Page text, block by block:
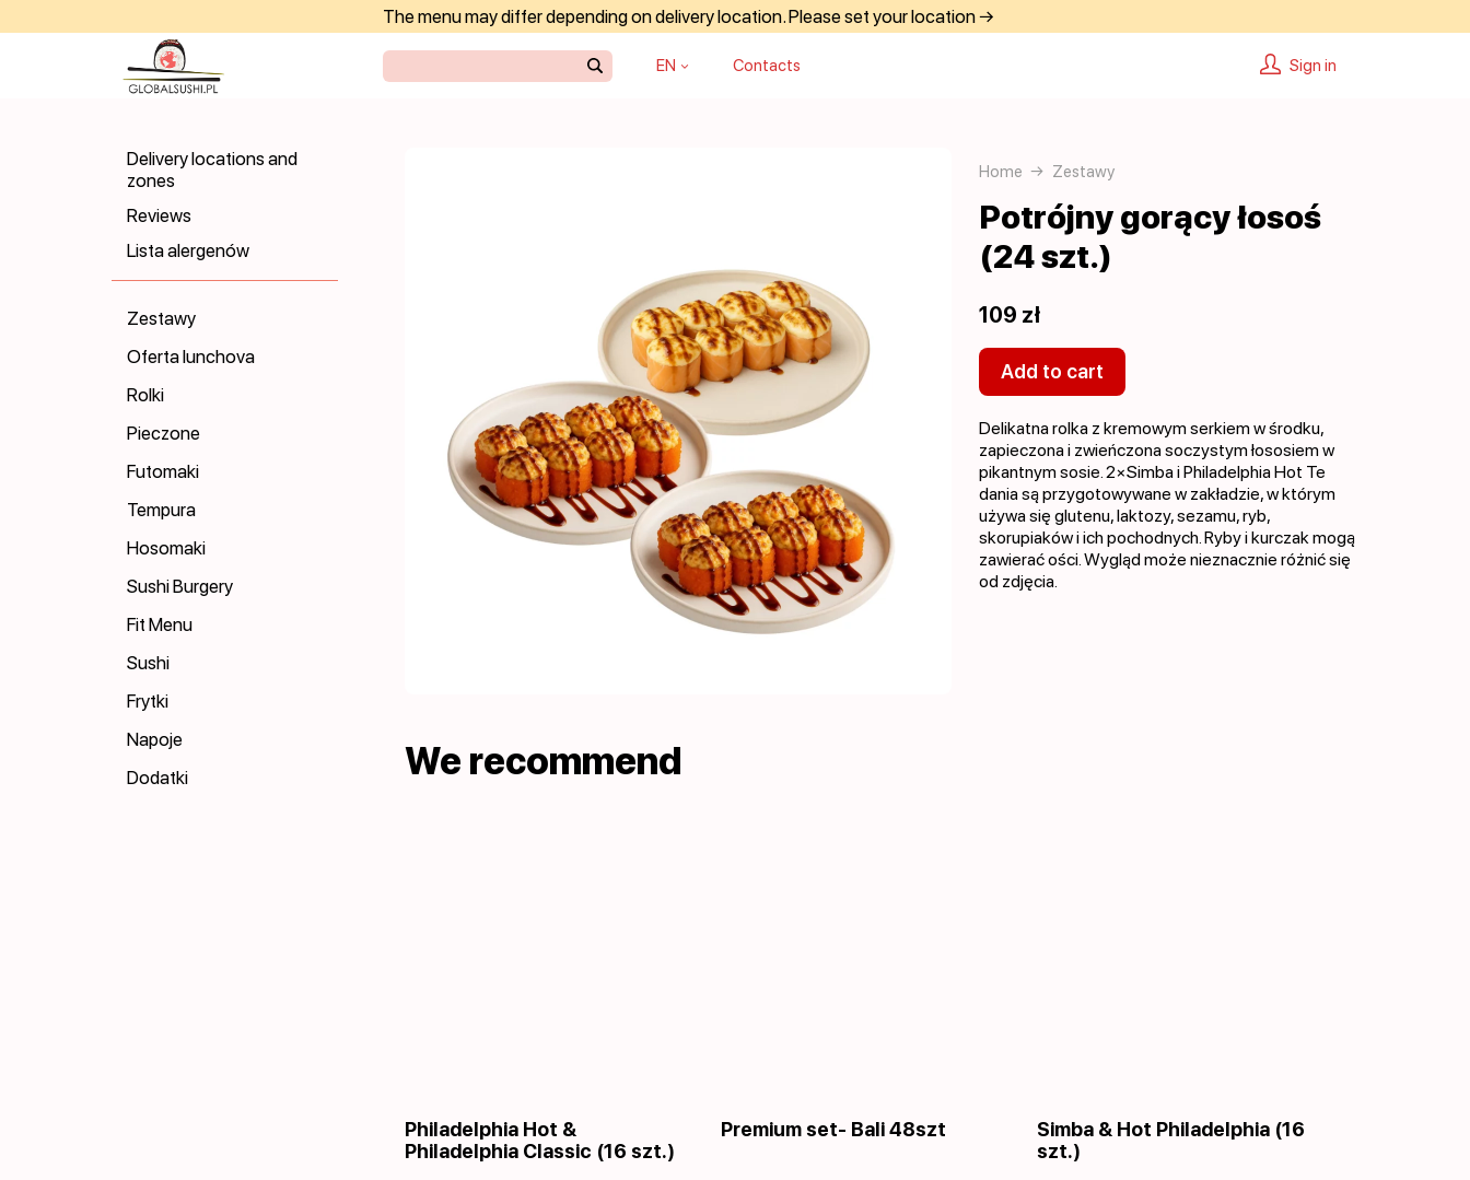
The menu may differ depending on delivery location. Please set your location →
EN Contacts Sign in
Delivery locations and
zones
Reviews
Lista alergenów
Zestawy
Oferta lunchova
Rolki
Pieczone
Futomaki
Tempura
Hosomaki
Sushi Burgery
Fit Menu
Sushi
Frytki
Napoje
Dodatki
Home Zestawy
Potrójny gorący łosoś
(24 szt.)
109 zł
Add to cart
Delikatna rolka z kremowym serkiem w środku,
zapieczona i zwieńczona soczystym łososiem w
pikantnym sosie. 2×Simba i Philadelphia Hot Te
dania są przygotowywane w zakładzie, w którym
używa się glutenu, laktozy, sezamu, ryb,
skorupiaków i ich pochodnych. Ryby i kurczak mogą
zawierać ości. Wygląd może nieznacznie różnić się
od zdjęcia.
We recommend
Philadelphia Hot &
Philadelphia Classic (16 szt.)
Premium set- Bali 48szt
Simba & Hot Philadelphia (16
szt.)